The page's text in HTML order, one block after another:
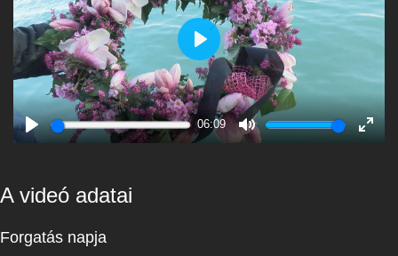
Play
06:09
Mute
Play
A videó adatai
Forgatás napja